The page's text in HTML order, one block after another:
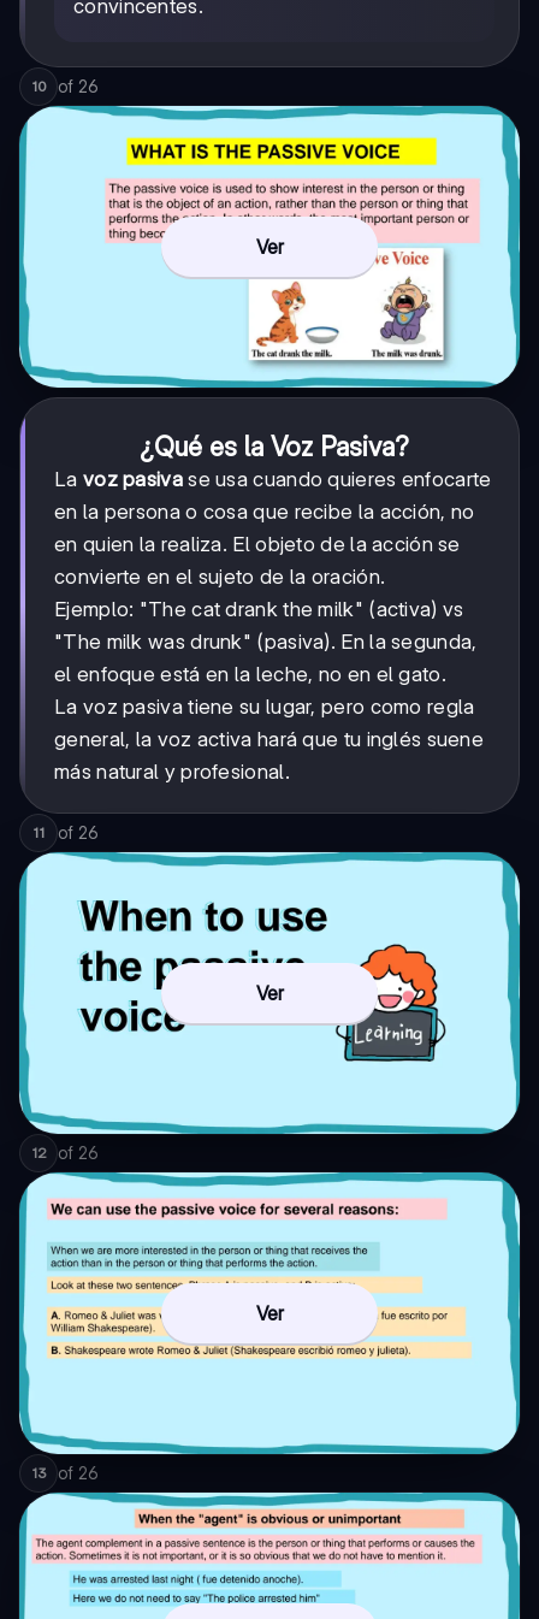
convincentes.
10 of 26
Ver
¿Qué es la Voz Pasiva?
La voz pasivase usa cuando quieres enfocarte
en la persona o cosa que recibe la acción, no
en quien la realiza. El objeto de la acción se
convierte en el sujeto de la oración.
Ejemplo: "The cat drank the milk" (activa) vs
"The milk was drunk" (pasiva). En la segunda,
el enfoque está en la leche, no en el gato.
La voz pasiva tiene su lugar, pero como regla
general, la voz activa hará que tu inglés suene
más natural y profesional.
11 of 26
Ver
12 of 26
Ver
13 of 26